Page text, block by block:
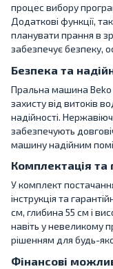
процес вибору
Додаткові функції,
планувати прання в
забезпечує безпеку,
Безпека та
Пральна машина
захисту від витоків
надійності.
забезпечують
машину надійним
Комплектація та
У комплект
інструкція та
см, глибина 55 см і
навіть у невеликому
рішенням для будь-
Фінансові